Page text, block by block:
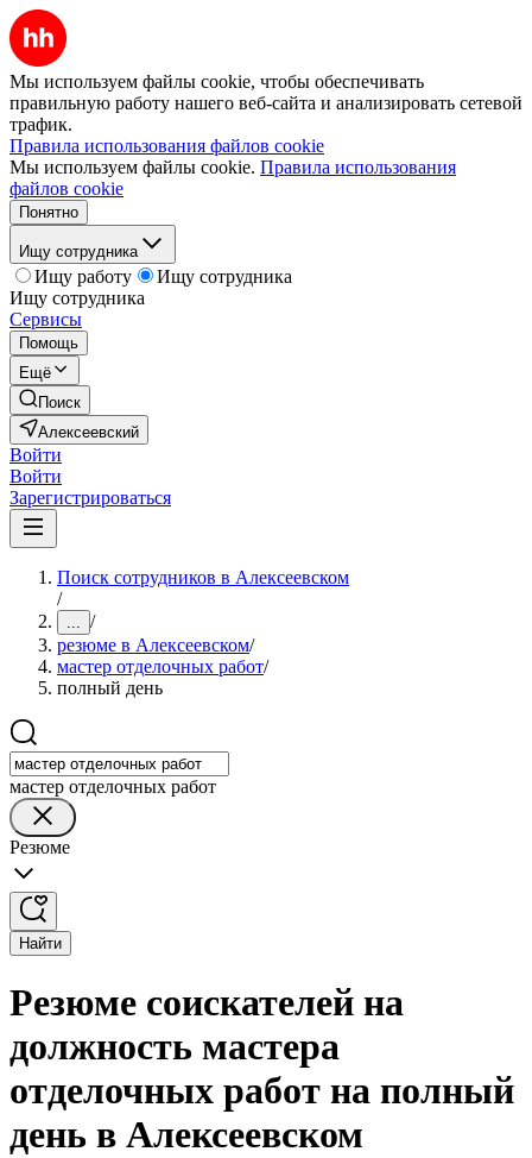
Мы используем файлы cookie, чтобы обеспечивать
правильную работу нашего веб-сайта и анализировать сетевой
трафик.
Правила использования файлов cookie
Мы используем файлы cookie. Правила использования
файлов cookie
Понятно
Ищу сотрудника
Ищу работу
Ищу сотрудника
Ищу сотрудника
Сервисы
Помощь
Ещё
Поиск
Алексеевский
Войти
Войти
Зарегистрироваться
Поиск сотрудников в Алексеевском
/
... /
резюме в Алексеевском/
мастер отделочных работ/
полный день
мастер отделочных работ
Резюме
Найти
Резюме соискателей на
должность мастера
отделочных работ на полный
день в Алексеевском